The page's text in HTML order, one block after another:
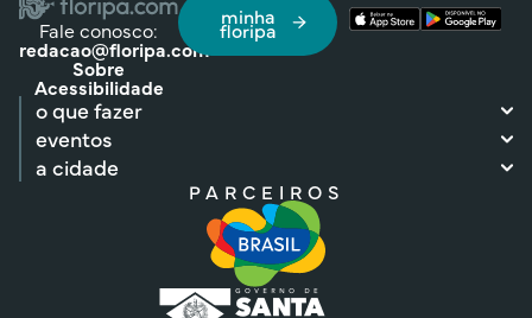
Fale conosco:
redacao@floripa.com
Sobre
Acessibilidade
minha
floripa
o que fazer
eventos
a cidade
PARCEIROS